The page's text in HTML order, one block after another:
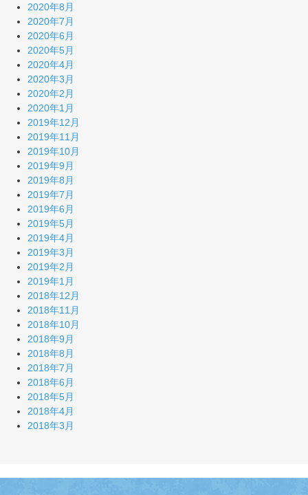
2020年8月
2020年7月
2020年6月
2020年5月
2020年4月
2020年3月
2020年2月
2020年1月
2019年12月
2019年11月
2019年10月
2019年9月
2019年8月
2019年7月
2019年6月
2019年5月
2019年4月
2019年3月
2019年2月
2019年1月
2018年12月
2018年11月
2018年10月
2018年9月
2018年8月
2018年7月
2018年6月
2018年5月
2018年4月
2018年3月